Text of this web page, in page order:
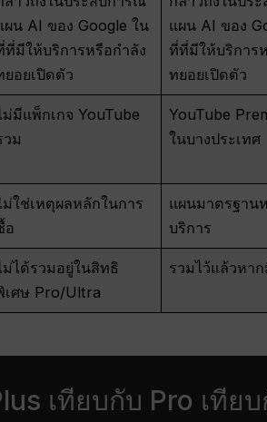
ผน AI ของ Google ใน
ที่มีให้บริการหรือกำลัง
ยอยเปิดตัว
แผน AI ของ
ที่ที่มีให้บริการ
ทยอยเปิดตัว
ม่มีแพ็กเกจ YouTube
วม
YouTube
ในบางประเทศ
ม่ใช่เหตุผลหลักในการ
อ
แผนมาตรฐาน
บริการ
ม่ได้รวมอยู่ในสิทธิ
เศษ Pro/Ultra
รวมไว้แล้วหา
เทียบกับ Pro เทีย